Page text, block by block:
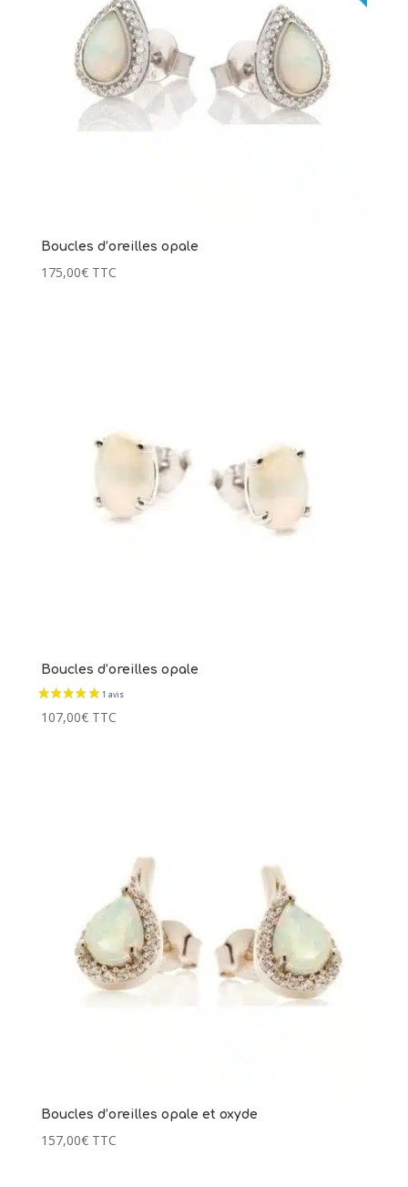
Boucles d’oreilles opale
175,00€ TTC
Boucles d’oreilles opale
107,00€ TTC
Boucles d’oreilles opale et oxyde
157,00€ TTC